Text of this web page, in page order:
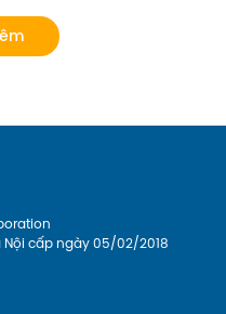
chọn các khóa học của Edupia
cập nhật cho con hệ thống từ
đầy đủ và bài bản nhất!
Nội cấp ngày 05/02/2018